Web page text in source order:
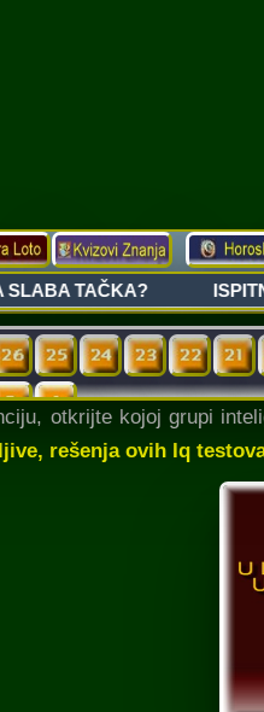
otkrijte kojoj grupi
rešenja ovih Iq